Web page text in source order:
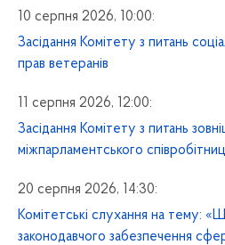
10 серпня 2026, 10:00:
Засідання Комітету з питань
прав ветеранів
11 серпня 2026, 12:00:
Засідання Комітету з питань
міжпарламентського
20 серпня 2026, 14:30:
Комітетські слухання на тему:
законодавчого забезпечення